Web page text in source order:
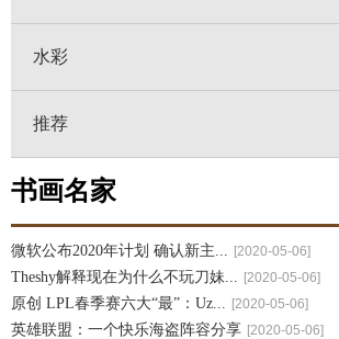
水彩
推荐
书画名家
微软公布2020年计划 确认新主... [2020-05-06]
Theshy解释现在为什么不玩刀妹... [2020-05-06]
原创 LPL春季赛六大“最”：Uz... [2020-05-06]
英雄联盟：一个快乐海盗阵容分享 [2020-05-06]